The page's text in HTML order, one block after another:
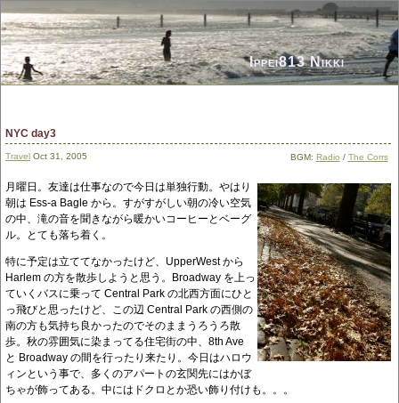
Ippei813 Nikki
NYC day3
Travel Oct 31, 2005 BGM: Radio / The Corrs
月曜日。友達は仕事なので今日は単独行動。やはり
朝は Ess-a Bagle から。すがすがしい朝の冷い空気
の中、滝の音を聞きながら暖かいコーヒーとベーグ
ル。とても落ち着く。
特に予定は立ててなかったけど、UpperWest から
Harlem の方を散歩しようと思う。Broadway を上っ
ていくバスに乗って Central Park の北西方面にひと
っ飛びと思ったけど、この辺 Central Park の西側の
南の方も気持ち良かったのでそのままうろうろ散
歩。秋の雰囲気に染まってる住宅街の中、8th Ave
と Broadway の間を行ったり来たり。今日はハロウ
ィンという事で、多くのアパートの玄関先にはかぼ
ちゃが飾ってある。中にはドクロとか恐い飾り付けも。。。